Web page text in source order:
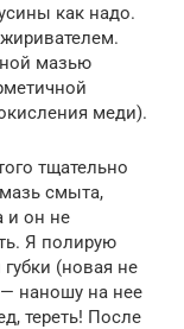
как надо.
мазью
меди).
тщательно
смыта,
и он не
Я полирую
(новая не
наношу на нее
тереть! После